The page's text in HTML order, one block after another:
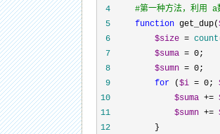
4
#第一种方法，利用
5
function get_dup(
6
$size = count
7
$suma = 0
8
$sumn = 0
9
for ($i = 0;
10
$suma +=
11
$sumn +=
12